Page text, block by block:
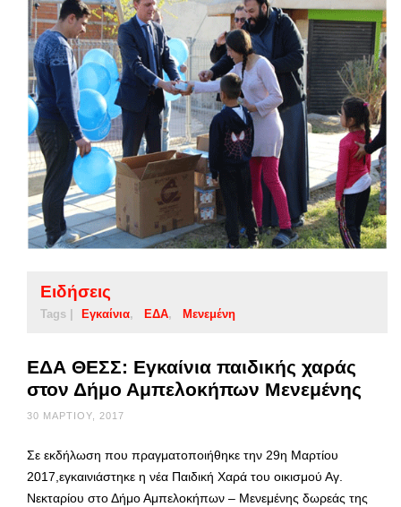
Ειδήσεις
Tags | Εγκαίνια ΕΔΑ Μενεμένη
ΕΔΑ ΘΕΣΣ: Εγκαίνια παιδικής χαράς
στον Δήμο Αμπελοκήπων Μενεμένης
30 ΜΑΡΤΊΟΥ, 2017
Σε εκδήλωση που πραγματοποιήθηκε την 29η Μαρτίου
2017,εγκαινιάστηκε η νέα Παιδική Χαρά του οικισμού Αγ.
Νεκταρίου στο Δήμο Αμπελοκήπων – Μενεμένης δωρεάς της